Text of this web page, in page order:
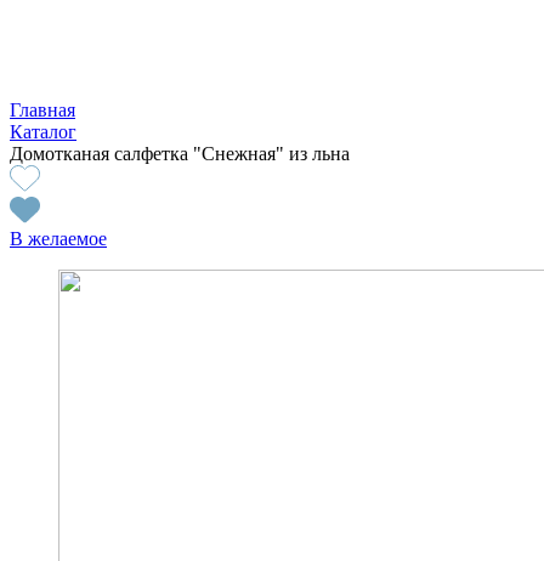
Главная
Каталог
Домотканая салфетка "Снежная" из льна
В желаемое